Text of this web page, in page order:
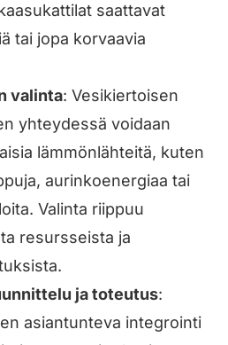
saattavat
tai jopa korvaavia
valinta: Vesikiertoisen
yhteydessä voidaan
lämmönlähteitä, kuten
aurinkoenergiaa tai
Valinta riippuu
resursseista ja
ja toteutus:
asiantunteva integrointi